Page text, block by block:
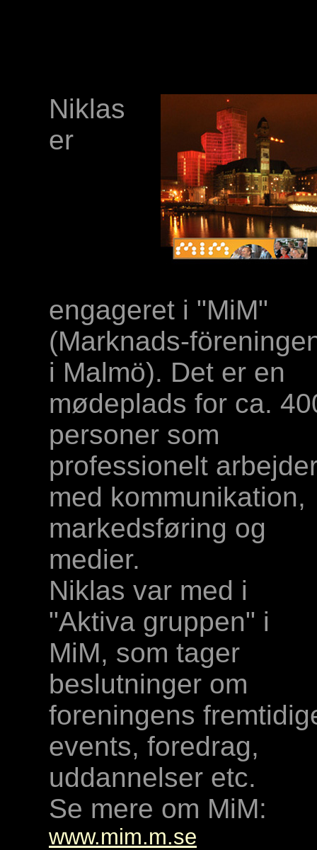
Niklas
er
engageret i "MiM"
(Marknads-
i Malmö). Det er en
mødeplads for ca.
personer som
professionelt
med kommunikation,
markedsføring og
medier.
Niklas var med i
"Aktiva gruppen" i
MiM, som tager
beslutninger om
foreningens
events, foredrag,
uddannelser etc.
Se mere om MiM:
www.mim.m.se